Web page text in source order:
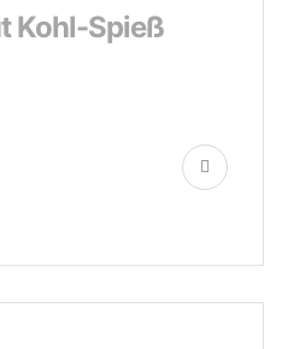
Kohl-Spieß